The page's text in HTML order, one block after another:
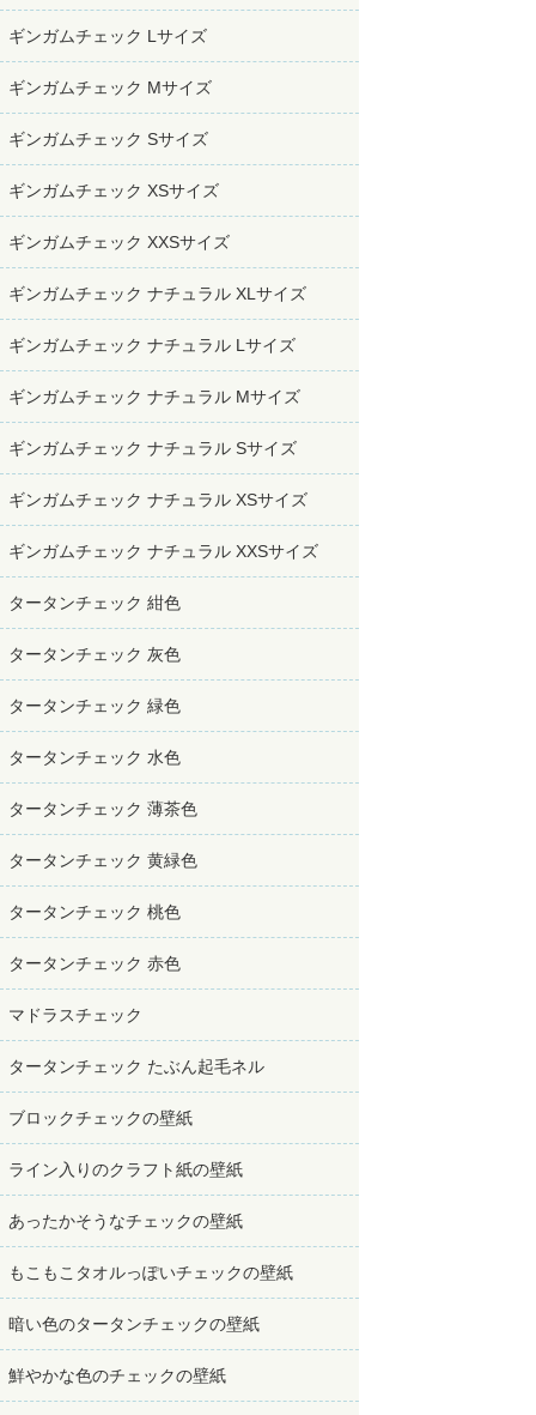
ギンガムチェック Lサイズ
ギンガムチェック Mサイズ
ギンガムチェック Sサイズ
ギンガムチェック XSサイズ
ギンガムチェック XXSサイズ
ギンガムチェック ナチュラル XLサイズ
ギンガムチェック ナチュラル Lサイズ
ギンガムチェック ナチュラル Mサイズ
ギンガムチェック ナチュラル Sサイズ
ギンガムチェック ナチュラル XSサイズ
ギンガムチェック ナチュラル XXSサイズ
タータンチェック 紺色
タータンチェック 灰色
タータンチェック 緑色
タータンチェック 水色
タータンチェック 薄茶色
タータンチェック 黄緑色
タータンチェック 桃色
タータンチェック 赤色
マドラスチェック
タータンチェック たぶん起毛ネル
ブロックチェックの壁紙
ライン入りのクラフト紙の壁紙
あったかそうなチェックの壁紙
もこもこタオルっぽいチェックの壁紙
暗い色のタータンチェックの壁紙
鮮やかな色のチェックの壁紙